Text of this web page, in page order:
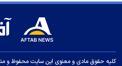
شد
سنای آمریکا لایحه تحریم‌های گسترده
واکنش عراقچی به توافقنامه مکه
مقاومت عراق پاسخ به حملات به حشد
کلیه حقوق مادی و معنوی این سایت محفوظ و